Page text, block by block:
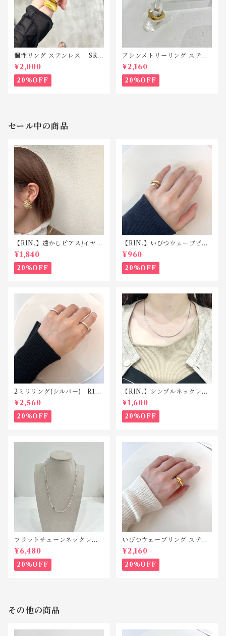
個性リング ステンレス SR1
27
¥2,000
20%OFF
アシンメトリーリング ステン
レス SR012
¥2,160
20%OFF
セール中の商品
【RIN.】透かしピアス/イヤリ
ング TP008/TE008
¥1,840
20%OFF
【RIN.】いびつウェーブピン
キーリング R025
¥960
20%OFF
2ミリリング(シルバー) R118
silver925
¥2,560
20%OFF
【RIN.】シンプルネックレス
Ｎ001
¥1,600
20%OFF
フラットチェーンネックレス
シルバー925 N042
¥6,480
20%OFF
いびつウェーブリング ステン
レス SR010
¥2,160
20%OFF
その他の商品